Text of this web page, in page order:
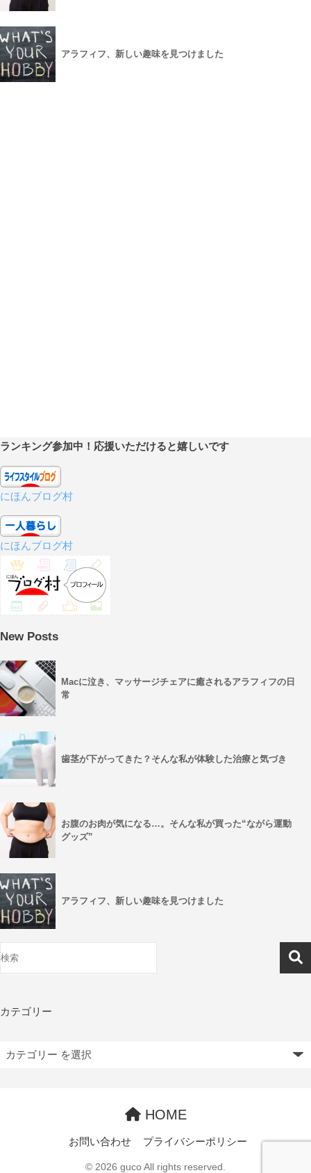
アラフィフ、新しい趣味を見つけました
ランキング参加中！応援いただけると嬉しいです
にほんブログ村
にほんブログ村
New Posts
Macに泣き、マッサージチェアに癒されるアラフィフの日
常
歯茎が下がってきた？そんな私が体験した治療と気づき
お腹のお肉が気になる…。そんな私が買った“ながら運動
グッズ”
アラフィフ、新しい趣味を見つけました
カテゴリー
HOME
お問い合わせ プライバシーポリシー
© 2026 guco All rights reserved.